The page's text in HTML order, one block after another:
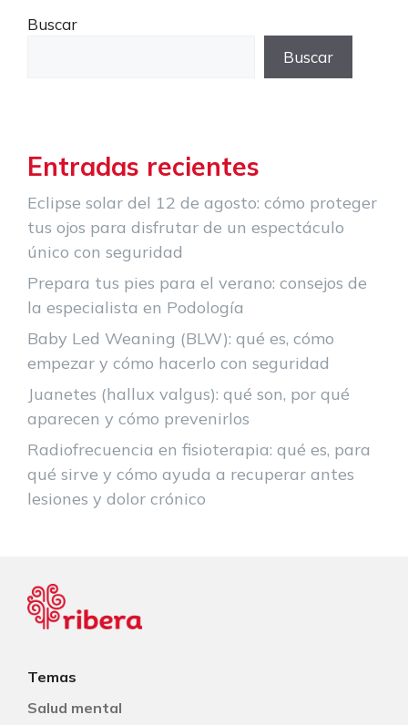
Buscar
Buscar
Entradas recientes
Eclipse solar del 12 de agosto: cómo proteger
tus ojos para disfrutar de un espectáculo
único con seguridad
Prepara tus pies para el verano: consejos de
la especialista en Podología
Baby Led Weaning (BLW): qué es, cómo
empezar y cómo hacerlo con seguridad
Juanetes (hallux valgus): qué son, por qué
aparecen y cómo prevenirlos
Radiofrecuencia en fisioterapia: qué es, para
qué sirve y cómo ayuda a recuperar antes
lesiones y dolor crónico
Temas
Salud mental